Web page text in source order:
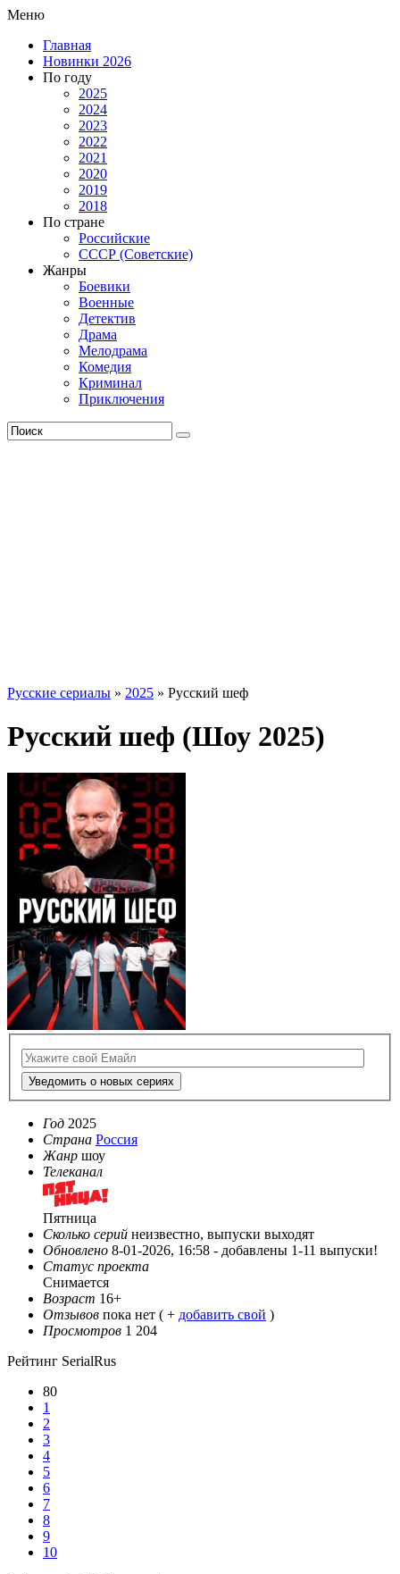
Меню
Главная
Новинки 2026
По году
2025
2024
2023
2022
2021
2020
2019
2018
По стране
Российские
СССР (Советские)
Жанры
Боевики
Военные
Детектив
Драма
Мелодрама
Комедия
Криминал
Приключения
Русские сериалы » 2025 » Русский шеф
Русский шеф (Шоу 2025)
Уведомить о новых сериях
Год 2025
Страна Россия
Жанр шоу
Телеканал
Пятница
Сколько серий неизвестно, выпуски выходят
Обновлено 8-01-2026, 16:58 - добавлены 1-11 выпуски!
Статус проекта
Снимается
Возраст 16+
Отзывов пока нет ( + добавить свой )
Просмотров 1 204
Рейтинг SerialRus
80
1
2
3
4
5
6
7
8
9
10